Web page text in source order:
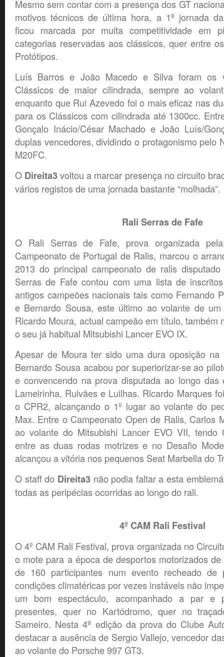
Mesmo sem contar com a presença dos GT
motivos técnicos de última hora, a 1ª jornada
ficou marcada por muita competitividade em
categorias reservadas aos clássicos, quer entre
Protótipos.
Luís Barros e João Macedo e Silva foram os
Clássicos de maior cilindrada, sempre ao
enquanto que Rui Azevedo foi o mais eficaz nas
para os Clássicos com cilindrada até 1300cc.
Gonçalo Inácio/César Machado e João Luís/
duplas vencedores, dividindo o protagonismo pelo
M20FC.
O Direita3voltou a marcar presença no circuito
vários registos de uma jornada bastante “molhada”.
Rali Serras de Fafe
O Rali Serras de Fafe, prova organizada
Campeonato de Portugal de Ralis, marcou o
2013 do principal campeonato de ralis
Serras de Fafe contou com uma lista de
antigos campeões nacionais tais como Fernando
e Bernardo Sousa, este último ao volante de
Ricardo Moura, actual campeão em título, também
o seu já habitual Mitsubishi Lancer EVO IX.
Apesar de Moura ter sido uma dura oposição
Bernardo Sousa acabou por superiorizar-se ao
e convencendo na prova disputada ao longo das
Lameirinha, Ruivães e Luilhas. Ricardo Marques
o CPR2, alcançando o 1º lugar ao volante do
Max. Entre o Campeonato Open de Ralis, Carlos
ao volante do Mitsubishi Lancer EVO VII, tendo
entre as duas rodas motrizes e no Desafio
alcançou a vitória nos pequenos Seat Marbella do
O staff do Direita3não podia faltar a esta
todas as peripécias ocorridas ao longo do rali.
4º CAM Rali Festival
O 4º CAM Rali Festival, prova organizada no
o mote para a época de desportos motorizados
de 160 participantes num evento recheado
condições climatéricas por vezes instáveis não
um bom espectáculo, acompanhado a par e
presentes, quer no Kartódromo, quer no
Sameiro. Nesta 4ª edição da prova do Clube
destacar a ausência de Sergio Vallejo, vencedor
ao volante do Porsche 997 GT3.